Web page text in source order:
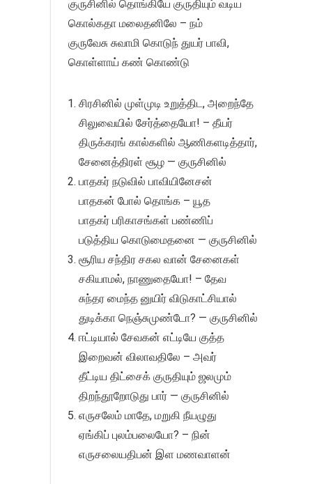
குருசினில் தொங்கியே குருதியும் வடிய
கொல்கதா மலைதனிலே – நம்
குருவேசு சுவாமி கொடுந் துயர் பாவி,
கொள்ளாய் கண் கொண்டு
சிரசினில் முள்முடி உறுத்திட, அறைந்தே
சிலுவையில் சேர்த்தையோ! – தீயர்
திருக்கரங் கால்களில் ஆணிகளடித்தார்,
சேனைத்திரள் சூழ — குருசினில்
பாதகர் நடுவில் பாவியினேசன்
பாதகன் போல் தொங்க – யூத
பாதகர் பரிகாசங்கள் பண்ணிப்
படுத்திய கொடுமைதனை — குருசினில்
சூரிய சந்திர சகல வான் சேனைகள்
சகியாமல், நாணுதையோ! – தேவ
சுந்தர மைந்த னுயிர் விடுகாட்சியால்
துடிக்கா நெஞ்சுமுண்டோ? — குருசினில்
ஈட்டியால் சேவகன் எட்டியே குத்த
இறைவன் விலாவதிலே – அவர்
தீட்டிய திட்சைக் குருதியும் ஜலமும்
திறந்தூறோடுது பார் — குருசினில்
எருசலேம் மாதே, மறுகி நீயழுது
ஏங்கிப் புலம்பலையோ? – நின்
எருசலையதிபன் இள மணவாளன்